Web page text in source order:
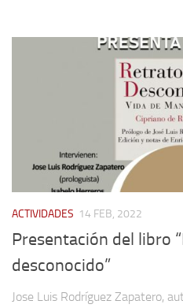
ACTIVIDADES 14 FEB, 2022
Presentación del libro
desconocido”
Jose Luis Rodríguez Zapatero,